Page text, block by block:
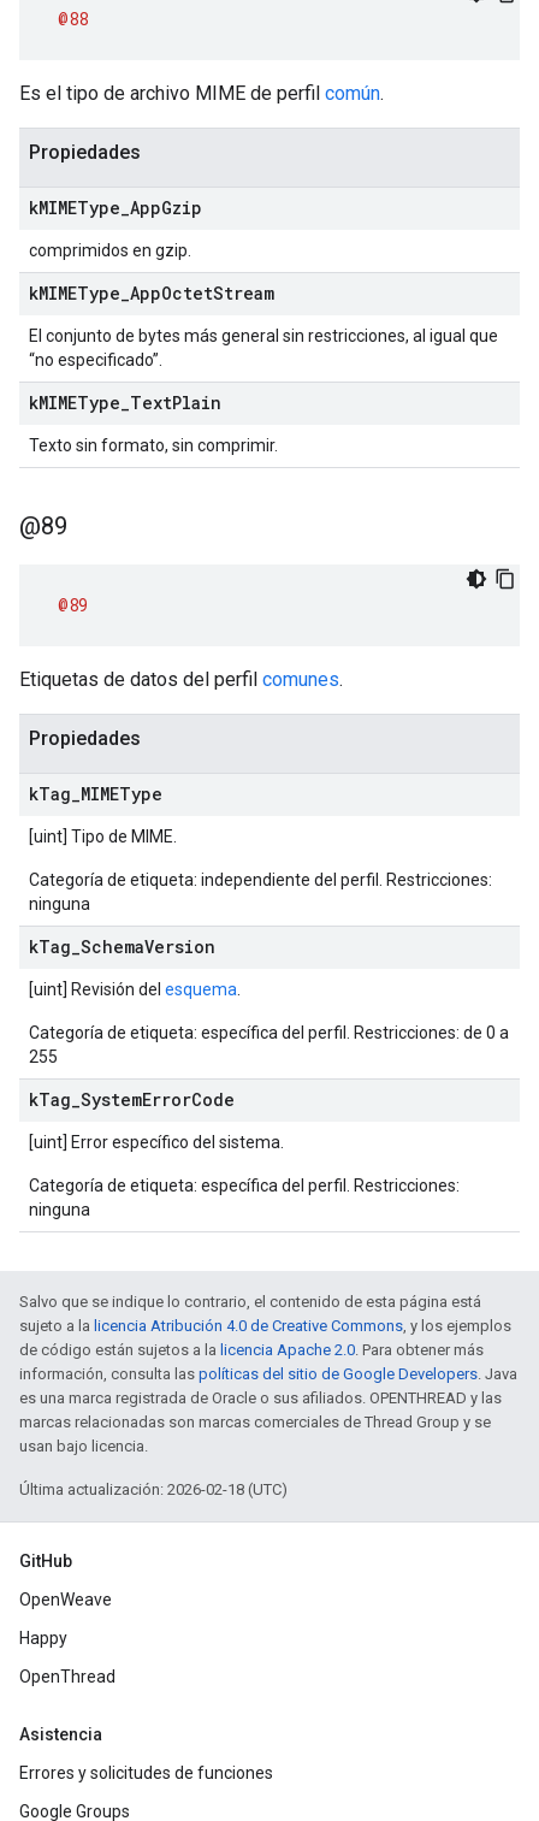
@88
Es el tipo de archivo MIME de perfil común.
Propiedades
kMIMEType AppGzip
comprimidos en gzip.
kMIMEType AppOctetStream
El conjunto de bytes más general sin restricciones, al igual que
“no especificado”.
kMIMEType TextPlain
Texto sin formato, sin comprimir.
@89
@89
Etiquetas de datos del perfil comunes.
Propiedades
kTag MIMEType
[uint] Tipo de MIME.
Categoría de etiqueta: independiente del perfil. Restricciones:
ninguna
kTag SchemaVersion
[uint] Revisión del esquema
Categoría de etiqueta: específica del perfil. Restricciones: de 0 a
255
kTag SystemErrorCode
[uint] Error específico del sistema.
Categoría de etiqueta: específica del perfil. Restricciones:
ninguna
Salvo que se indique lo contrario, el contenido de esta página está
sujeto a la licencia Atribución 4.0 de Creative Commons, y los ejemplos
de código están sujetos a la licencia Apache 2.0. Para obtener más
información, consulta las políticas del sitio de Google Developers. Java
es una marca registrada de Oracle o sus afiliados. OPENTHREAD y las
marcas relacionadas son marcas comerciales de Thread Group y se
usan bajo licencia.
Última actualización: 2026-02-18 (UTC)
GitHub
OpenWeave
Happy
OpenThread
Asistencia
Errores y solicitudes de funciones
Google Groups